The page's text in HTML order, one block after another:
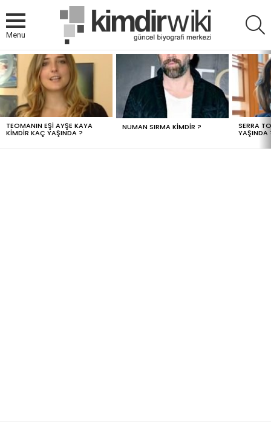
Menu
MOST
VIEWED
STORIES
TEOMANIN EŞI AYŞE KAYA
KIMDIR KAÇ YAŞINDA ?
NUMAN SIRMA KIMDIR ? SERRA
YAŞINDA